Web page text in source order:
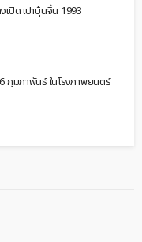
เปิด เปาบุ้นจิ้น 1993
กุมภาพันธ์ ในโรงภาพยนตร์